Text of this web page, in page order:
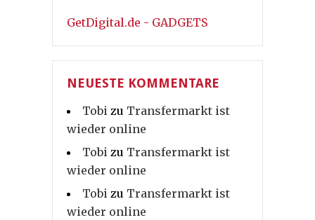
GetDigital.de - GADGETS
NEUESTE KOMMENTARE
Tobi zu Transfermarkt ist
wieder online
Tobi zu Transfermarkt ist
wieder online
Tobi zu Transfermarkt ist
wieder online